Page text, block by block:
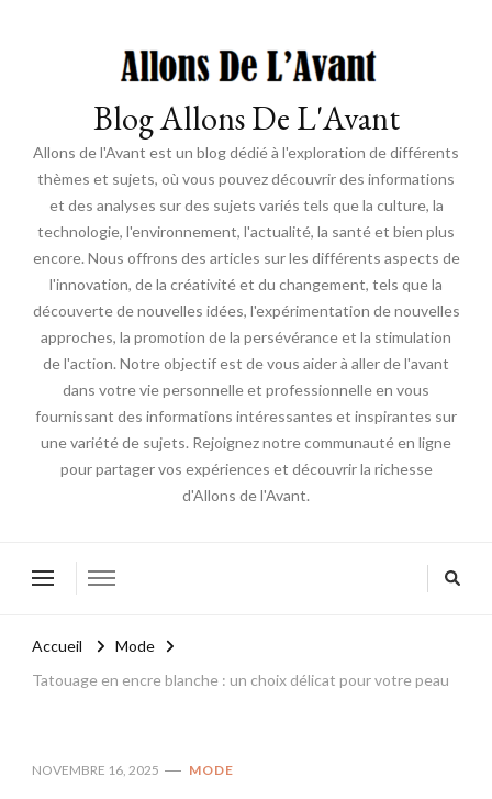
Blog Allons De L'Avant
Allons de l'Avant est un blog dédié à l'exploration de différents
thèmes et sujets, où vous pouvez découvrir des informations
et des analyses sur des sujets variés tels que la culture, la
technologie, l'environnement, l'actualité, la santé et bien plus
encore. Nous offrons des articles sur les différents aspects de
l'innovation, de la créativité et du changement, tels que la
découverte de nouvelles idées, l'expérimentation de nouvelles
approches, la promotion de la persévérance et la stimulation
de l'action. Notre objectif est de vous aider à aller de l'avant
dans votre vie personnelle et professionnelle en vous
fournissant des informations intéressantes et inspirantes sur
une variété de sujets. Rejoignez notre communauté en ligne
pour partager vos expériences et découvrir la richesse
d'Allons de l'Avant.
Accueil
Mode
Tatouage en encre blanche : un choix délicat pour votre peau
NOVEMBRE 16, 2025 MODE